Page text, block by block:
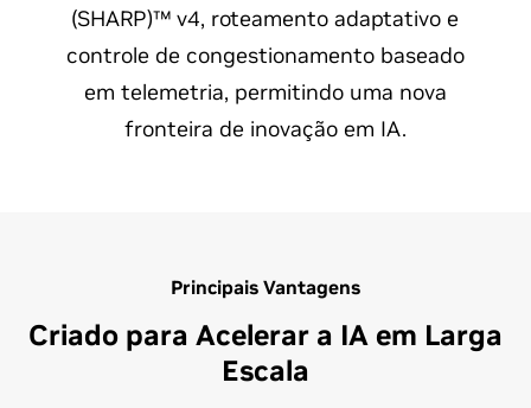
(SHARP)™ v4, roteamento adaptativo e
controle de congestionamento baseado
em telemetria, permitindo uma nova
fronteira de inovação em IA.
Principais Vantagens
Criado para Acelerar a IA em Larga
Escala